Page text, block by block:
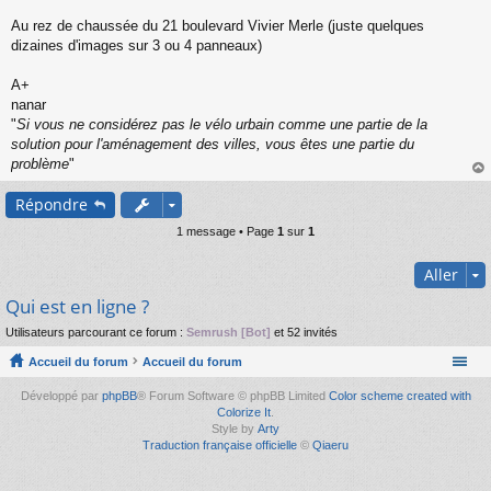
s
g
n
o
n
u
Au rez de chaussée du 21 boulevard Vivier Merle (juste quelques
dizaines d'images sur 3 ou 4 panneaux)
A+
nanar
"Si vous ne considérez pas le vélo urbain comme une partie de la
solution pour l'aménagement des villes, vous êtes une partie du
problème"
au
Répondre
1 message • Page 1 sur 1
Aller
Qui est en ligne ?
Utilisateurs parcourant ce forum : Semrush [Bot] et 52 invités
Accueil du forum Accueil du forum
Développé par phpBB® Forum Software © phpBB Limited Color scheme created with
Colorize It
Style by Arty
Traduction française officielle © Qiaeru